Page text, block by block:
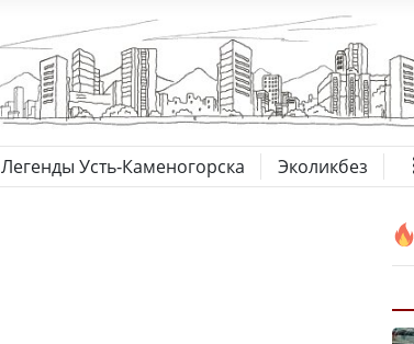
Легенды Усть-Каменогорска Эколикбез